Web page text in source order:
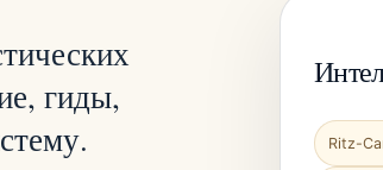
гиды,
Ritz-